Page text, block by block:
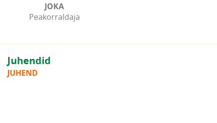
JOKA
Peakorraldaja
Juhendid
JUHEND